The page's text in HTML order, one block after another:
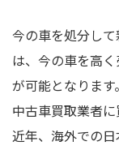
今の車を処分し
は、今の車を高
が可能となりま
中古車買取業者に
近年、海外での